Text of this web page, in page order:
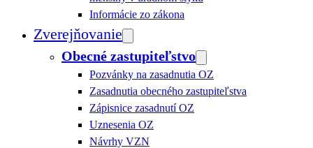
Informácie zo zákona
Zverejňovanie
Obecné zastupiteľstvo
Pozvánky na zasadnutia OZ
Zasadnutia obecného zastupiteľstva
Zápisnice zasadnutí OZ
Uznesenia OZ
Návrhy VZN